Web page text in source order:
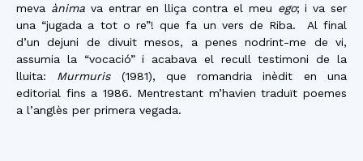
meva ànimava entrar en lliça contra el meu ego; i va ser
una “jugada a tot o re”! que fa un vers de Riba.
Al final
d’un dejuni de divuit mesos, a penes nodrint-me de vi,
assumia la “vocació” i acabava el recull testimoni de la
lluita: Murmuris(1981), que romandria inèdit en una
editorial fins a 1986. Mentrestant m’havien traduït poemes
a l’anglès per primera vegada.